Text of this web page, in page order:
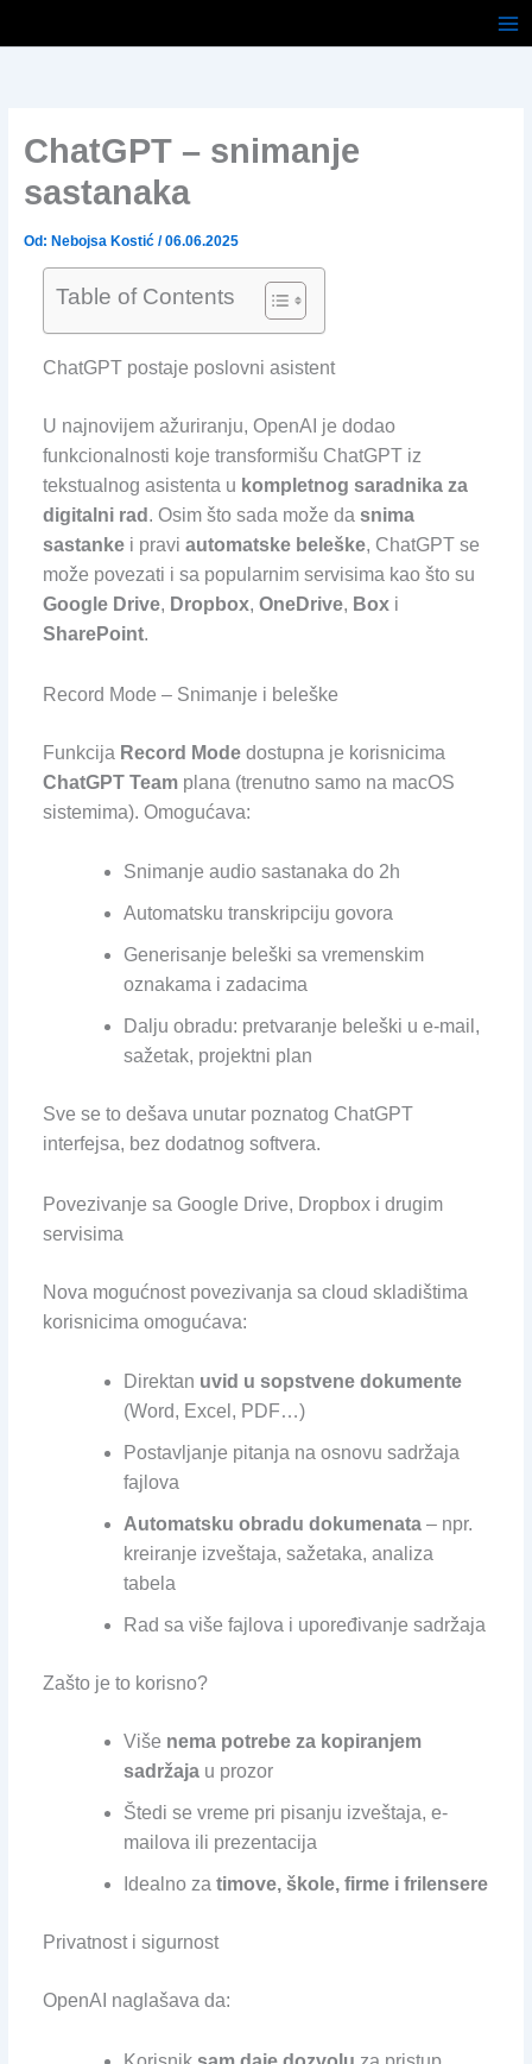
ChatGPT – snimanje
sastanaka
Od: Nebojsa Kostić /06.06.2025
Table of Contents
ChatGPT postaje poslovni asistent
U najnovijem ažuriranju, OpenAI je dodao
funkcionalnosti koje transformišu ChatGPT iz
tekstualnog asistenta u kompletnog saradnika za
digitalni rad . Osim što sada može da snima
sastankei pravi automatske beleške, ChatGPT se
može povezati i sa popularnim servisima kao što su
Google Drive, Dropbox, OneDrive, Boxi
SharePoint.
Record Mode – Snimanje i beleške
Funkcija Record Modedostupna je korisnicima
ChatGPT Teamplana (trenutno samo na macOS
sistemima). Omogućava:
Snimanje audio sastanaka do 2h
Automatsku transkripciju govora
Generisanje beleški sa vremenskim
oznakama i zadacima
Dalju obradu: pretvaranje beleški u e-mail,
sažetak, projektni plan
Sve se to dešava unutar poznatog ChatGPT
interfejsa, bez dodatnog softvera.
Povezivanje sa Google Drive, Dropbox i drugim
servisima
Nova mogućnost povezivanja sa cloud skladištima
korisnicima omogućava:
Direktan uvid u sopstvene dokumente
(Word, Excel, PDF…)
Postavljanje pitanja na osnovu sadržaja
fajlova
Automatsku obradu dokumenata– npr.
kreiranje izveštaja, sažetaka, analiza
tabela
Rad sa više fajlova i upoređivanje sadržaja
Zašto je to korisno?
Više nema potrebe za kopiranjem
sadržajau prozor
Štedi se vreme pri pisanju izveštaja, e-
mailova ili prezentacija
Idealno za timove, škole, firme i frilensere
Privatnost i sigurnost
OpenAI naglašava da: